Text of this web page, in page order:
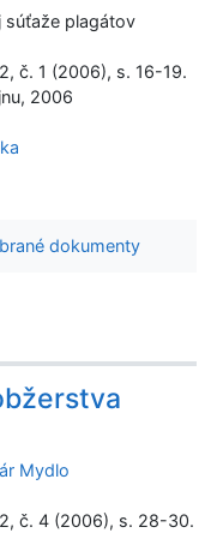
súťaže plagátov
č. 1 (2006), s. 16-19.
2006
dokumenty
Mydlo
č. 4 (2006), s. 28-30.